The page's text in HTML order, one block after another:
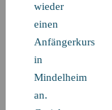
wieder
einen
Anfängerkurs
in
Mindelheim
an.